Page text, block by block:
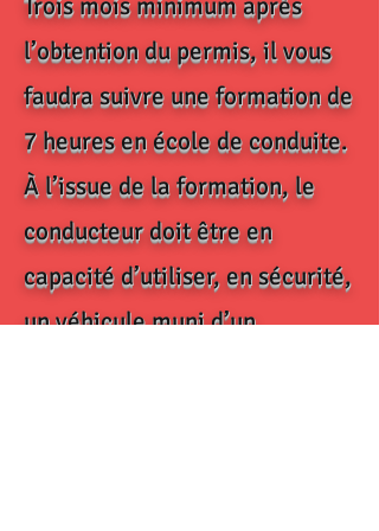
l’obtention du permis, il vous
faudra suivre une formation de
7 heures en école de conduite.
À l’issue de la formation, le
conducteur doit être en
capacité d’utiliser, en sécurité,
un véhicule muni d’un